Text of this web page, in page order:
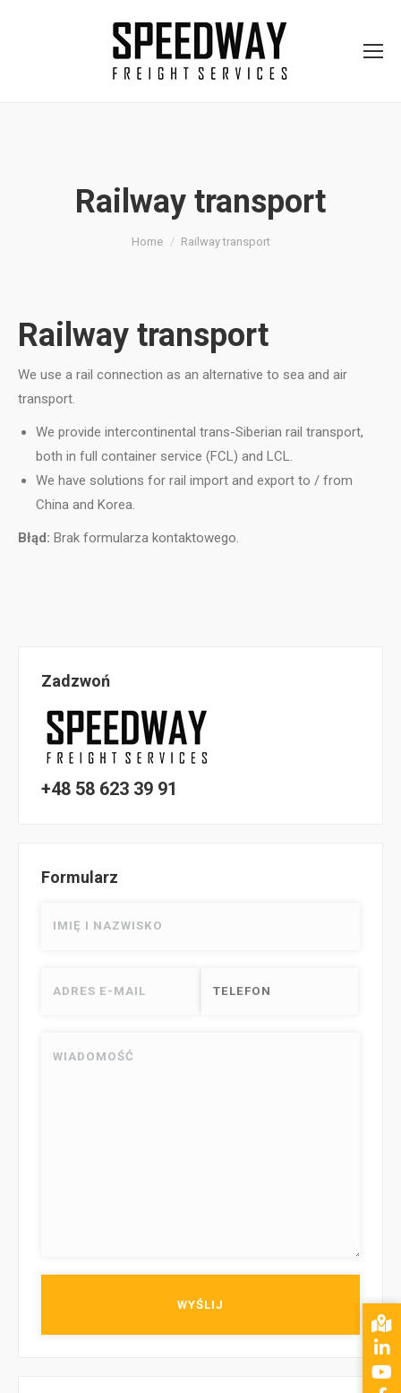
Railway transport
Home Railway transport
Railway transport
We use a rail connection as an alternative to sea and air
transport.
We provide intercontinental trans-Siberian rail transport,
both in full container service (FCL) and LCL.
We have solutions for rail import and export to / from
China and Korea.
Błąd: Brak formularza kontaktowego.
Zadzwoń
+48 58 623 39 91
Formularz